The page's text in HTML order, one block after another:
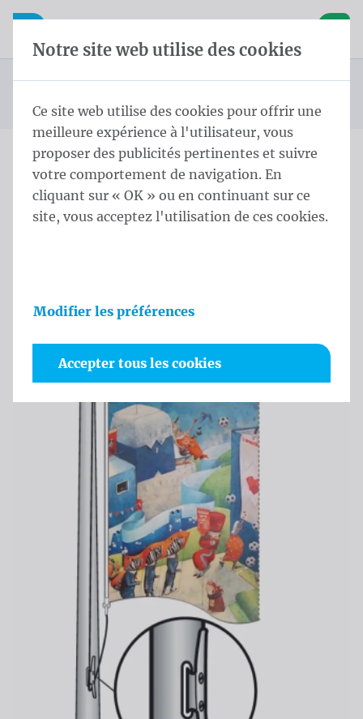
Skip content
Sauter la sélection de la langue
Ouvrir la navigation mobile
Vous êtes ici :
Mât conique
Mât Conique 6,0 m - ⌀ 114-60/3 White
Mât Conique 6,0 m - ⌀ 114-
60/3 White
Notre site web utilise des cookies
Ce site web utilise des cookies pour offrir une
meilleure expérience à l'utilisateur, vous
proposer des publicités pertinentes et suivre
votre comportement de navigation. En
cliquant sur « OK » ou en continuant sur ce
site, vous acceptez l'utilisation de ces cookies.
Modifier les préférences
Accepter tous les cookies